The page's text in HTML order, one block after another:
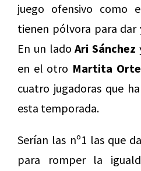
juego ofensivo como
tienen pólvora para dar
En un ladoAri Sánchez
en el otro Martita
cuatro jugadoras que
esta temporada.
Serían las nº1 las que
para romper la